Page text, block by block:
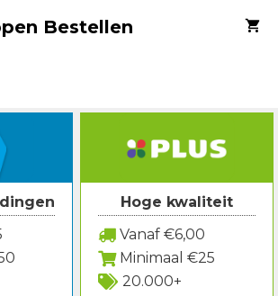
Bestellen
Hoge kwaliteit
Vanaf €6,00
Minimaal €25
20.000+